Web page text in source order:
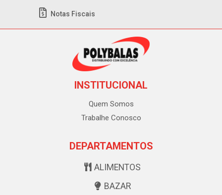
Notas Fiscais
INSTITUCIONAL
Quem Somos
Trabalhe Conosco
DEPARTAMENTOS
ALIMENTOS
BAZAR